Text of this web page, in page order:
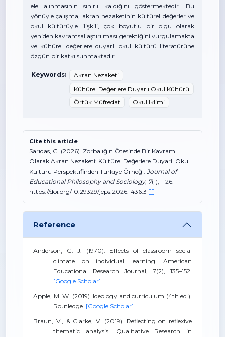
ele alınmasının sınırlı kaldığını göstermektedir. Bu
yönüyle çalışma, akran nezaketinin kültürel değerler ve
okul kültürüyle ilişkili, çok boyutlu bir olgu olarak
yeniden kavramsallaştırılması gerektiğini vurgulamakta
ve kültürel değerlere duyarlı okul kültürü literatürüne
özgün bir katkı sunmaktadır.
Keywords:
Akran Nezaketi
Kültürel Değerlere Duyarlı Okul Kültürü
Örtük Müfredat
Okul Iklimi
Cite this article
Sarıdas, G. (2026). Zorbalığın Ötesinde Bir Kavram
Olarak Akran Nezaketi: Kültürel Değerlere Duyarlı Okul
Kültürü Perspektifinden Türkiye Örneği. Journal of
Educational Philosophy and Sociology, 7(1), 1-26.
https://doi.org/10.29329/jeps.2026.1436.3
Reference
Anderson, G. J. (1970). Effects of classroom social
climate on individual learning. American
Educational Research Journal, 7(2), 135–152.
[Google Scholar]
Apple, M. W. (2019). Ideology and curriculum (4th ed.).
Routledge. [Google Scholar]
Braun, V., & Clarke, V. (2019). Reflecting on reflexive
thematic analysis. Qualitative Research in